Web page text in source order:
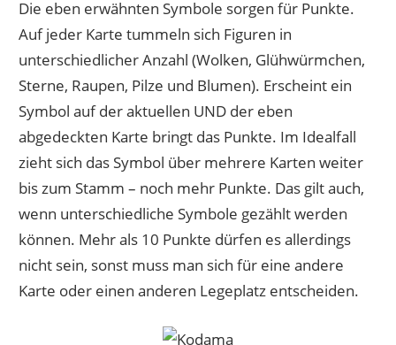
Die eben erwähnten Symbole sorgen für Punkte.
Auf jeder Karte tummeln sich Figuren in
unterschiedlicher Anzahl (Wolken, Glühwürmchen,
Sterne, Raupen, Pilze und Blumen). Erscheint ein
Symbol auf der aktuellen UND der eben
abgedeckten Karte bringt das Punkte. Im Idealfall
zieht sich das Symbol über mehrere Karten weiter
bis zum Stamm – noch mehr Punkte. Das gilt auch,
wenn unterschiedliche Symbole gezählt werden
können. Mehr als 10 Punkte dürfen es allerdings
nicht sein, sonst muss man sich für eine andere
Karte oder einen anderen Legeplatz entscheiden.